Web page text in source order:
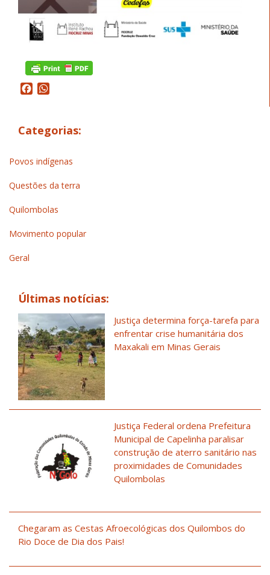
Facebook
Categorias:
Povos indígenas
Questões da terra
Quilombolas
Movimento popular
Geral
Últimas notícias:
Justiça determina força-tarefa para
enfrentar crise humanitária dos
Maxakali em Minas Gerais
Justiça Federal ordena Prefeitura
Municipal de Capelinha paralisar
construção de aterro sanitário nas
proximidades de Comunidades
Quilombolas
Chegaram as Cestas Afroecológicas dos Quilombos do
Rio Doce de Dia dos Pais!